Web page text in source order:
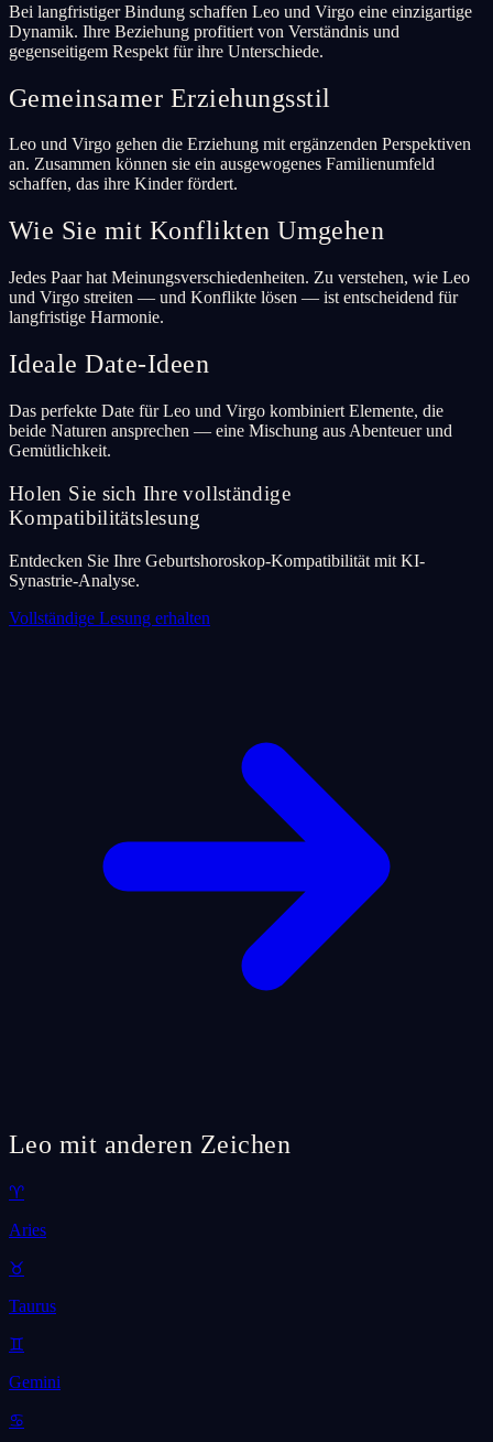
Bei langfristiger Bindung schaffen Leo und Virgo eine einzigartige
Dynamik. Ihre Beziehung profitiert von Verständnis und
gegenseitigem Respekt für ihre Unterschiede.
Gemeinsamer Erziehungsstil
Leo und Virgo gehen die Erziehung mit ergänzenden Perspektiven
an. Zusammen können sie ein ausgewogenes Familienumfeld
schaffen, das ihre Kinder fördert.
Wie Sie mit Konflikten Umgehen
Jedes Paar hat Meinungsverschiedenheiten. Zu verstehen, wie Leo
und Virgo streiten — und Konflikte lösen — ist entscheidend für
langfristige Harmonie.
Ideale Date-Ideen
Das perfekte Date für Leo und Virgo kombiniert Elemente, die
beide Naturen ansprechen — eine Mischung aus Abenteuer und
Gemütlichkeit.
Holen Sie sich Ihre vollständige
Kompatibilitätslesung
Entdecken Sie Ihre Geburtshoroskop-Kompatibilität mit KI-
Synastrie-Analyse.
Vollständige Lesung erhalten
Leo mit anderen Zeichen
♈
Aries
♉
Taurus
♊
Gemini
♋